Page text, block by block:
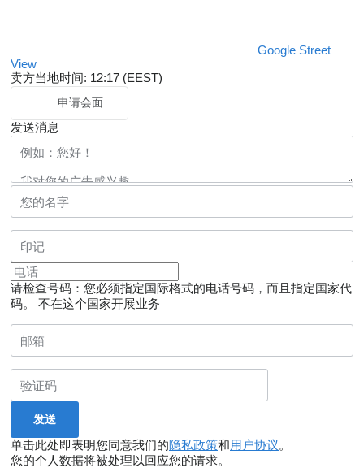
Google Street
View
卖方当地时间: 12:17 (EEST)
申请会面
发送消息
请检查号码：您必须指定国际格式的电话号码，而且指定国家代
码。
不在这个国家开展业务
单击此处即表明您同意我们的隐私政策和用户协议。
您的个人数据将被处理以回应您的请求。